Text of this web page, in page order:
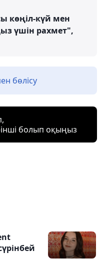
көңіл-күй мен
үшін рахмет",
бөлісу
болып оқыңыз